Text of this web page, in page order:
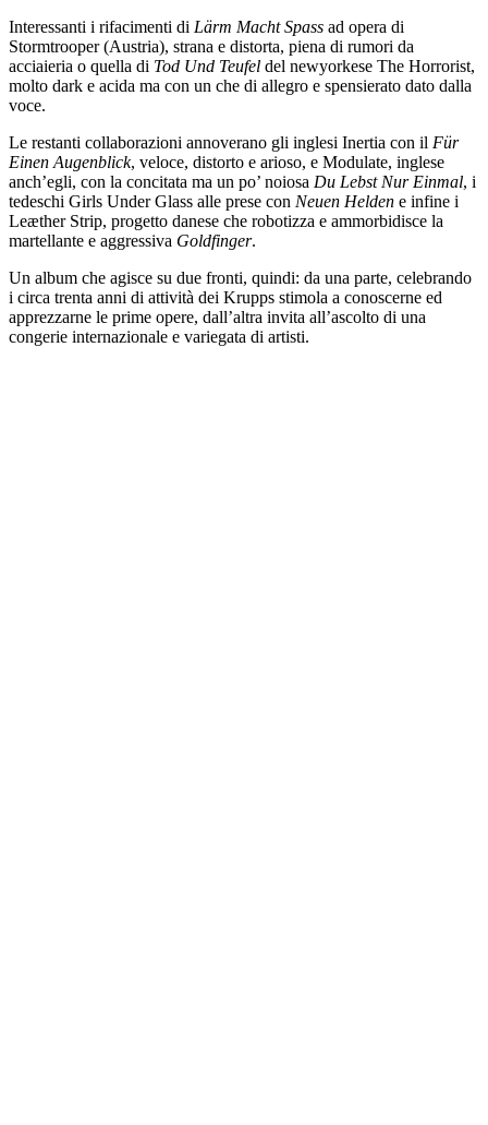
Interessanti i rifacimenti di Lärm Macht Spass ad opera di
Stormtrooper (Austria), strana e distorta, piena di rumori da
acciaieria o quella di Tod Und Teufel del newyorkese The Horrorist,
molto dark e acida ma con un che di allegro e spensierato dato dalla
voce.
Le restanti collaborazioni annoverano gli inglesi Inertia con il Für
Einen Augenblick, veloce, distorto e arioso, e Modulate, inglese
anch’egli, con la concitata ma un po’ noiosa Du Lebst Nur Einmal, i
tedeschi Girls Under Glass alle prese con Neuen Helden e infine i
Leæther Strip, progetto danese che robotizza e ammorbidisce la
martellante e aggressiva Goldfinger.
Un album che agisce su due fronti, quindi: da una parte, celebrando
i circa trenta anni di attività dei Krupps stimola a conoscerne ed
apprezzarne le prime opere, dall’altra invita all’ascolto di una
congerie internazionale e variegata di artisti.